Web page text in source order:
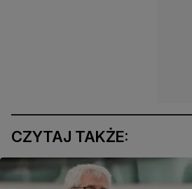
CZYTAJ TAKŻE: